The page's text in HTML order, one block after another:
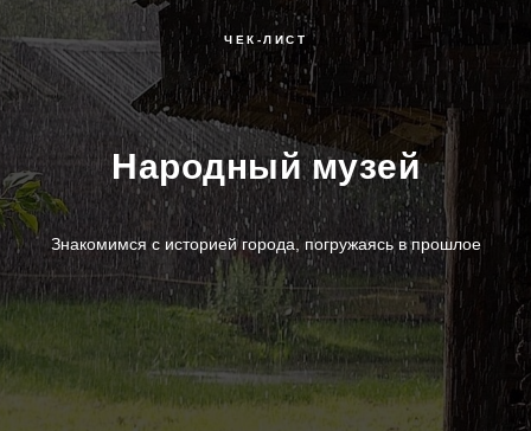
ЧЕК-ЛИСТ
Народный музей
Знакомимся с историей города, погружаясь в прошлое